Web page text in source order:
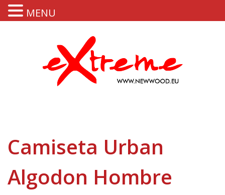
Camiseta Urban
Algodon Hombre
MENU